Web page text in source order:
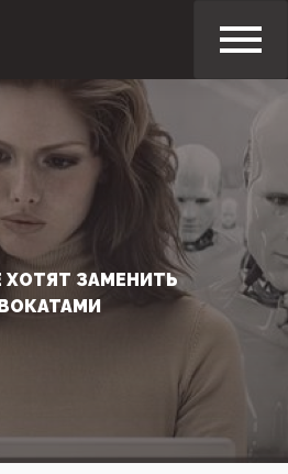
ХОТЯТ ЗАМЕНИТЬ